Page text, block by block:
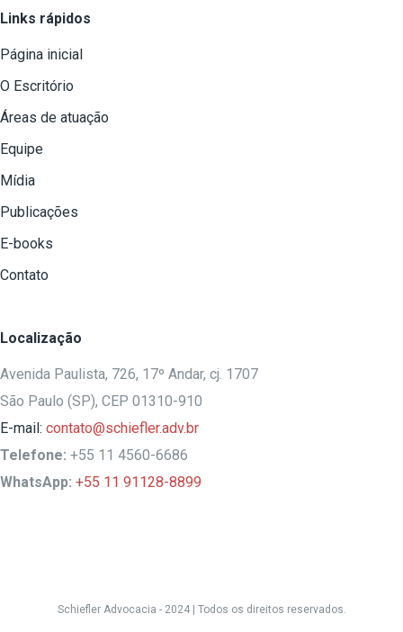
Links rápidos
Página inicial
O Escritório
Áreas de atuação
Equipe
Mídia
Publicações
E-books
Contato
Localização
Avenida Paulista, 726, 17º Andar, cj. 1707
São Paulo (SP), CEP 01310-910
E-mail: contato@schiefler.adv.br
Telefone: +55 11 4560-6686
WhatsApp: +55 11 91128-8899
Schiefler Advocacia - 2024 | Todos os direitos reservados.